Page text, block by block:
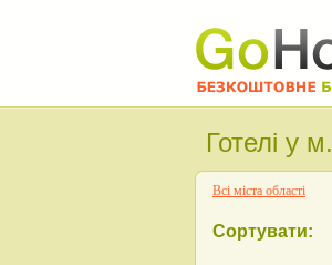
Готелі у м.
Всі міста області
Сортувати: